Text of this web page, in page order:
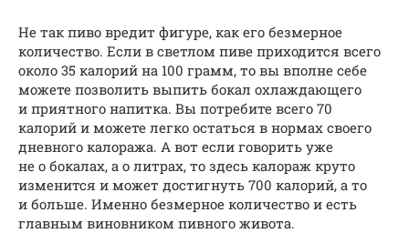
Не так пиво вредит фигуре, как его безмерное
количество. Если в светлом пиве приходится всего
около 35 калорий на 100 грамм, то вы вполне себе
можете позволить выпить бокал охлаждающего
и приятного напитка. Вы потребите всего 70
калорий и можете легко остаться в нормах своего
дневного калоража. А вот если говорить уже
не о бокалах, а о литрах, то здесь калораж круто
изменится и может достигнуть 700 калорий, а то
и больше. Именно безмерное количество и есть
главным виновником пивного живота.